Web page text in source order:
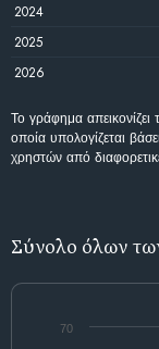
2024
2025
2026
Το γράφημα απεικονίζει
οποία υπολογίζεται
χρηστών από
Σύνολο όλων
70